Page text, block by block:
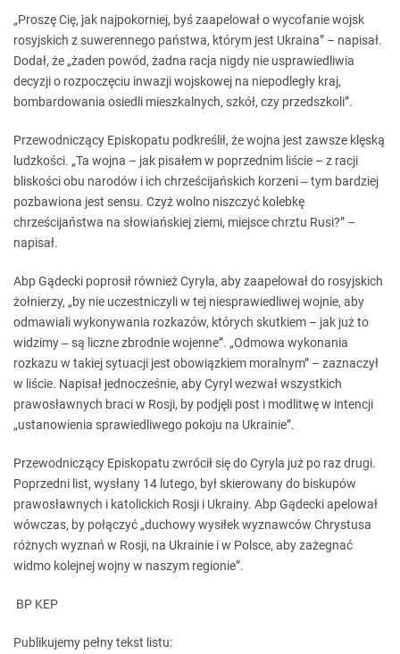
„Proszę Cię, jak najpokorniej, byś zaapelował o wycofanie wojsk
rosyjskich z suwerennego państwa, którym jest Ukraina” – napisał.
Dodał, że „żaden powód, żadna racja nigdy nie usprawiedliwia
decyzji o rozpoczęciu inwazji wojskowej na niepodległy kraj,
bombardowania osiedli mieszkalnych, szkół, czy przedszkoli”.
Przewodniczący Episkopatu podkreślił, że wojna jest zawsze klęską
ludzkości. „Ta wojna – jak pisałem w poprzednim liście – z racji
bliskości obu narodów i ich chrześcijańskich korzeni ‒ tym bardziej
pozbawiona jest sensu. Czyż wolno niszczyć kolebkę
chrześcijaństwa na słowiańskiej ziemi, miejsce chrztu Rusi?” –
napisał.
Abp Gądecki poprosił również Cyryla, aby zaapelował do rosyjskich
żołnierzy, „by nie uczestniczyli w tej niesprawiedliwej wojnie, aby
odmawiali wykonywania rozkazów, których skutkiem – jak już to
widzimy ‒ są liczne zbrodnie wojenne”. „Odmowa wykonania
rozkazu w takiej sytuacji jest obowiązkiem moralnym” – zaznaczył
w liście. Napisał jednocześnie, aby Cyryl wezwał wszystkich
prawosławnych braci w Rosji, by podjęli post i modlitwę w intencji
„ustanowienia sprawiedliwego pokoju na Ukrainie”.
Przewodniczący Episkopatu zwrócił się do Cyryla już po raz drugi.
Poprzedni list, wysłany 14 lutego, był skierowany do biskupów
prawosławnych i katolickich Rosji i Ukrainy. Abp Gądecki apelował
wówczas, by połączyć „duchowy wysiłek wyznawców Chrystusa
różnych wyznań w Rosji, na Ukrainie i w Polsce, aby zażegnać
widmo kolejnej wojny w naszym regionie”.
BP KEP
Publikujemy pełny tekst listu: